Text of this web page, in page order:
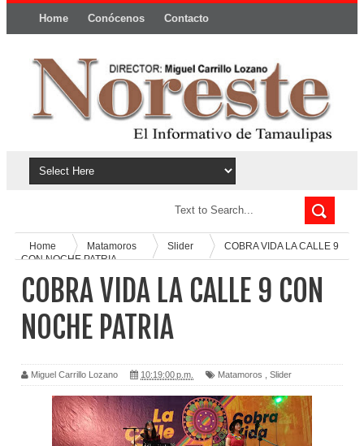
Home Conócenos Contacto
Home Matamoros Slider
COBRA VIDA LA CALLE 9
CON NOCHE PATRIA
COBRA VIDA LA CALLE 9 CON
NOCHE PATRIA
Miguel Carrillo Lozano 10:19:00 p.m. Matamoros Slider